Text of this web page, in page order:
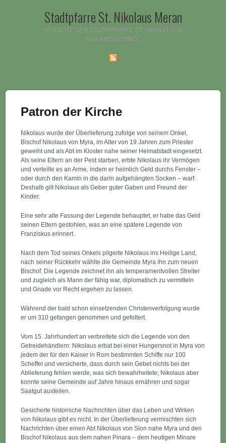
Stadtpfarre St. Nikolaus Meran
WEBSEITE DER STADTPFARRE ST. NIKOLAUS IN
MERAN/SÜDTIROL
Patron der Kirche
Nikolaus wurde der Überlieferung zufolge von seinem Onkel,
Bischof Nikolaus von Myra, im Alter von 19 Jahren zum Priester
geweiht und als Abt im Kloster nahe seiner Heimatstadt eingesetzt.
Als seine Eltern an der Pest starben, erbte Nikolaus ihr Vermögen
und verteilte es an Arme, indem er heimlich Geld durchs Fenster –
oder durch den Kamin in die darin aufgehängten Socken – warf.
Deshalb gilt Nikolaus als Geber guter Gaben und Freund der
Kinder.
Eine sehr alte Fassung der Legende behauptet, er habe das Geld
seinen Eltern gestohlen, was an eine spätere Legende von
Franziskus erinnert.
Nach dem Tod seines Onkels pilgerte Nikolaus ins Heilige Land,
nach seiner Rückkehr wählte die Gemeinde Myra ihn zum neuen
Bischof. Die Legende zeichnet ihn als temperamentvollen Streiter
und zugleich als Mann der fähig war, diplomatisch zu vermitteln
und Gnade vor Recht ergehen zu lassen.
Während der bald schon einsetzenden Christenverfolgung wurde
er um 310 gefangen genommen und gefoltert.
Vom 15. Jahrhundert an verbreitete sich die Legende von den
Getreidehändlern: Nikolaus erbat bei einer Hungersnot in Myra von
jedem der für den Kaiser in Rom bestimmten Schiffe nur 100
Scheffel und versicherte, dass durch sein Gebet nichts bei der
Ablieferung fehlen werde, was sich bewahrheitete; Nikolaus aber
konnte seine Gemeinde auf Jahre hinaus ernähren und sogar
Saatgut austeilen.
Gesicherte historische Nachrichten über das Leben und Wirken
von Nikolaus gibt es nicht. In der Überlieferung vermischten sich
Nachrichten über einen Abt Nikolaus von Sion nahe Myra und den
Bischof Nikolaus aus dem nahen Pinara – dem heutigen Minare